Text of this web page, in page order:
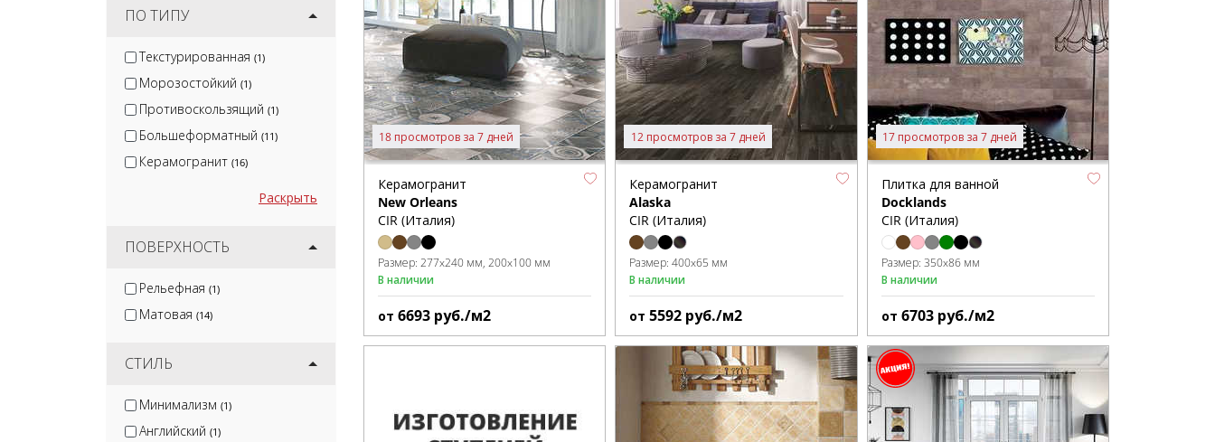
ПО ТИПУ
Текстурированная (1)
Морозостойкий (1)
Противоскользящий (1)
Большеформатный (11)
Керамогранит (16)
Раскрыть
ПОВЕРХНОСТЬ
Рельефная (1)
Матовая (14)
СТИЛЬ
Минимализм (1)
Английский (1)
18 просмотров за 7 дней
Керамогранит
New Orleans
CIR (Италия)
Размер: 277x240 мм 200x100 мм
В наличии
от 6693 руб./м2
12 просмотров за 7 дней
Керамогранит
Alaska
CIR (Италия)
Размер:400x65 мм
В наличии
от5592 руб./м2
17 просмотров за 7 дней
Плитка для ванной
Docklands
CIR (Италия)
Размер: 350x86 мм
В наличии
от 6703 руб./м2